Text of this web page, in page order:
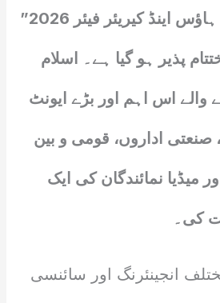
میں منعقدہ “اوپن ہاؤس اینڈ کیریئر فیئر 2026”
پذیر ہو گیا ہے۔ اسلام
والے اس اہم اور بڑے ایونٹ
صنعتی اداروں، قومی و بین
میڈیا نمائندگان کی ایک
کی۔
انجینئرنگ اور سائنسی